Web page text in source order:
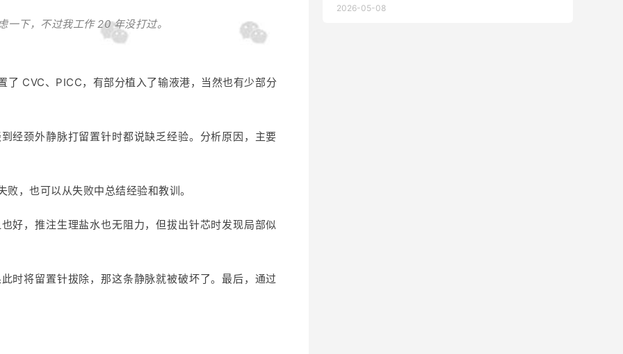
下，不过我工作 20 年没打过。
了 CVC、PICC，有部分植入了输液港，当然也有少部分
经颈外静脉打留置针时都说缺乏经验。分析原因，主要
，也可以从失败中总结经验和教训。
好，推注生理盐水也无阻力，但拔出针芯时发现局部似
时将留置针拔除，那这条静脉就被破坏了。最后，通过
2026-05-08